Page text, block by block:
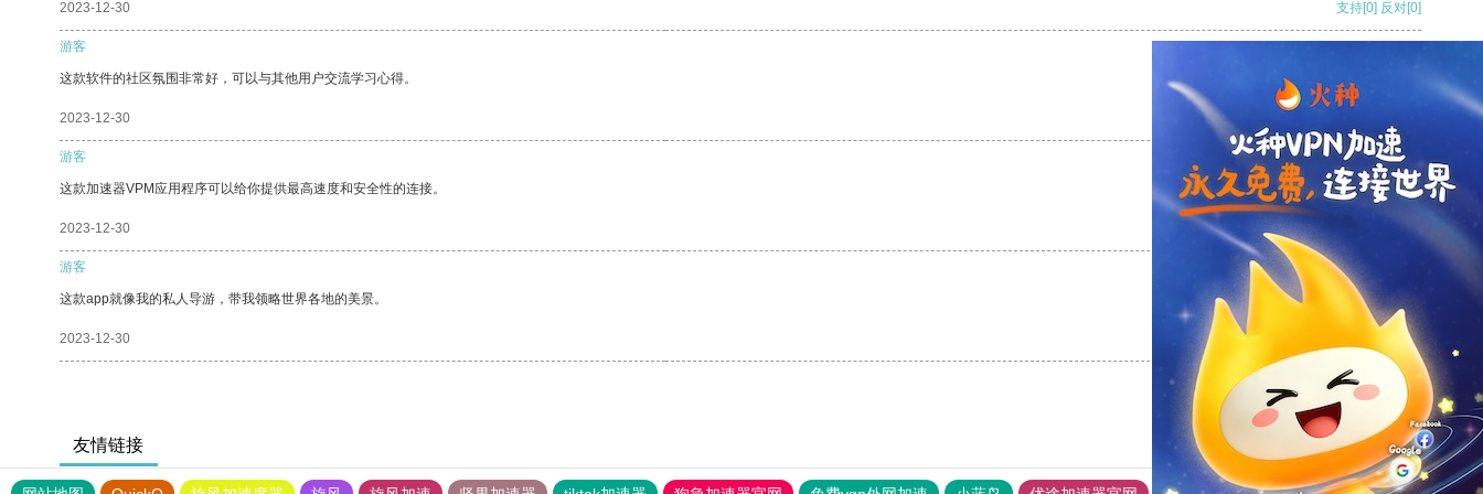
2023-12-30 支持[0] 反对[0]
游客
这款软件的社区氛围非常好，可以与其他用户交流学习心得。
2023-12-30
游客
这款加速器VPM应用程序可以给你提供最高速度和安全性的连接。
2023-12-30 反对
游客
这款app就像我的私人导游，带我领略世界各地的美景。
2023-12-30 反对[0]
友情链接